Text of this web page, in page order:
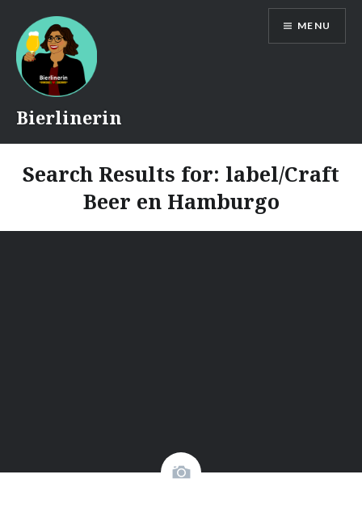
content
Bierlinerin
MENU
Search Results for: label/Craft
Beer en Hamburgo